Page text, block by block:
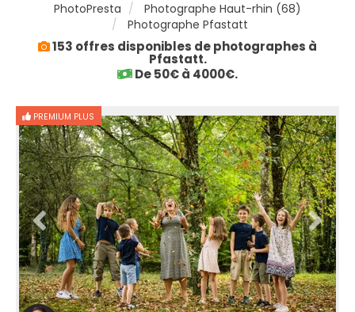
PhotoPresta
Photographe Haut-rhin (68)
Photographe Pfastatt
153 offres disponibles de photographes à
Pfastatt.
De 50€ à 4000€.
PREMIUM PLUS